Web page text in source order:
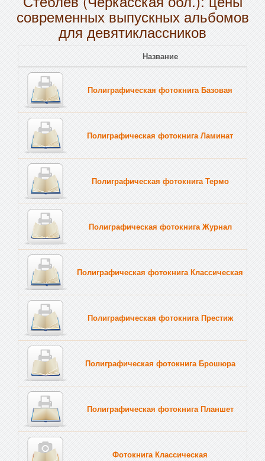
современных выпускных альбомов
для девятиклассников
Название
Полиграфическая фотокнига Базовая
Полиграфическая фотокнига Ламинат
Полиграфическая фотокнига Термо
Полиграфическая фотокнига Журнал
Полиграфическая фотокнига Классическая
Полиграфическая фотокнига Престиж
Полиграфическая фотокнига Брошюра
Полиграфическая фотокнига Планшет
Фотокнига Классическая